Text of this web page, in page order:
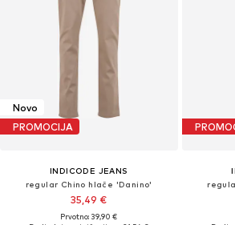
Novo
PROMOCIJA
INDICODE JEANS
regular Chino hlače 'Danino'
35,49 €
Prvotno: 39,90 €